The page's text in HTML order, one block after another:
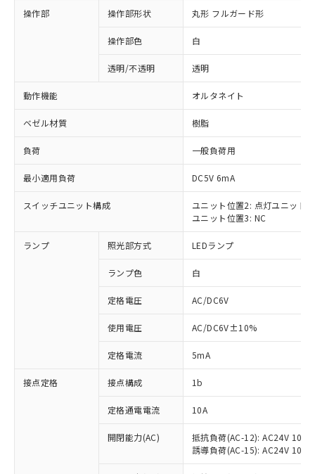
操作部 操作部形状 丸形 フルガード形
操作部色 白
透明/不透明 透明
動作機能 オルタネイト
ベゼル材質 樹脂
負荷 一般負荷用
最小適用負荷 DC5V 6mA
スイッチユニット構成
ユニット位置2: 点灯ユニット
ユニット位置3: NC
ランプ 照光部方式 LEDランプ
ランプ色 白
定格電圧 AC/DC6V
使用電圧 AC/DC6V±10%
定格電流 5mA
接点定格 接点構成 1b
定格通電電流 10A
開閉能力(AC)
抵抗負荷(AC-12): AC24V 10A/
誘導負荷(AC-15): AC24V
以下の条件をお読みいただき、同意のうえ
本サービスは、当社制御機器事業取扱
商品の当社在庫状況および標準価格
(税抜)を提供させていただくもので
当社制御機器事業取扱商品の中には、
本サービスの対象外となる商品もある
非含有に対応した製品が提供可能な商品で
対応予定：EU RoHS指令（10物質）の非含
有に対応した製品に切り替える予定のある
対応予定なし：EU RoHS指令（10物質）の
非含有に非対応の商品で、対応品を出す予
調査・確認中：EU RoHS指令（10物質）の
非含有の対応状況を調査中または確認中の
非該当品：ライセンス料など無形物で、有
害物質有無と関係のない商品です。
仕入先様の事情により、非含有部品として
「○」：最大均質材料含有率が中国RoHSの
基準値以下であることを示します。
「×」：最大均質材料含有率が中国RoHSの